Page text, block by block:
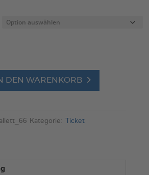
DEN WARENKORB
l
Kategorie: Ticket